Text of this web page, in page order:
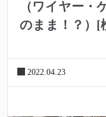
（ワイヤー・
のまま！？）[
2022.04.23